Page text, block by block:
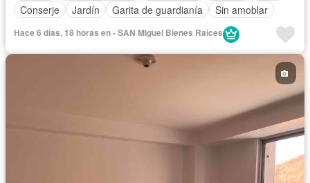
Conserje
Jardín Garita de guardianía Sin amoblar
Hace 6 días, 18 horas en - SAN Miguel Bienes Raíces